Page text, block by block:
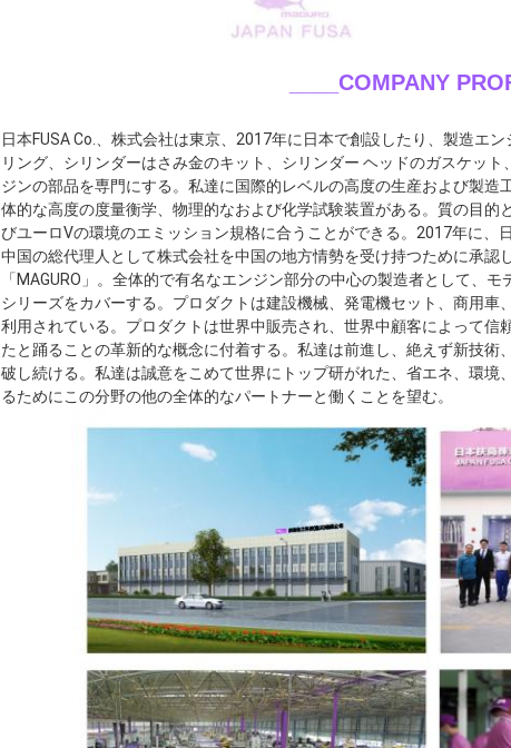
____COMPANY
日本FUSA Co.、株式会社は東京、2017年に日本で創設したり、製造エ
リング、シリンダーはさみ金のキット、シリンダー ヘッドのガスケッ
ジンの部品を専門にする。私達に国際的レベルの高度の生産および製
体的な高度の度量衡学、物理的なおよび化学試験装置がある。質の目的
びユーロVの環境のエミッション規格に合うことができる。2017年に、
中国の総代理人として株式会社を中国の地方情勢を受け持つために承認
「MAGURO」。全体的で有名なエンジン部分の中心の製造者として、
シリーズをカバーする。プロダクトは建設機械、発電機セット、商用車
利用されている。プロダクトは世界中販売され、世界中顧客によって信
たと踊ることの革新的な概念に付着する。私達は前進し、絶えず新技
破し続ける。私達は誠意をこめて世界にトップ研がれた、省エネ、環境
るためにこの分野の他の全体的なパートナーと働くことを望む。